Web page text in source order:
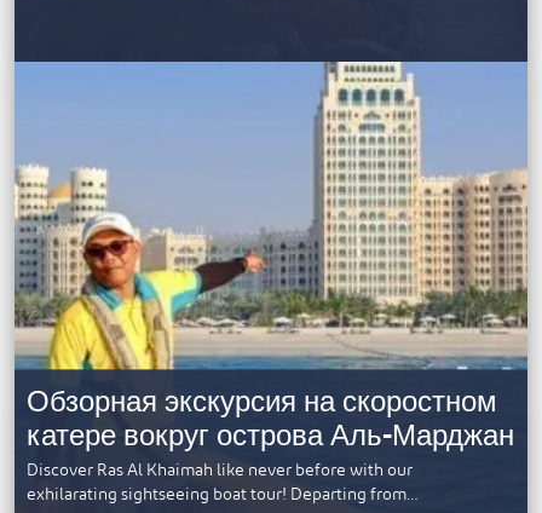
Обзорная экскурсия на скоростном
катере вокруг острова Аль-Марджан
Discover Ras Al Khaimah like never before with our
exhilarating sightseeing boat tour! Departing from…